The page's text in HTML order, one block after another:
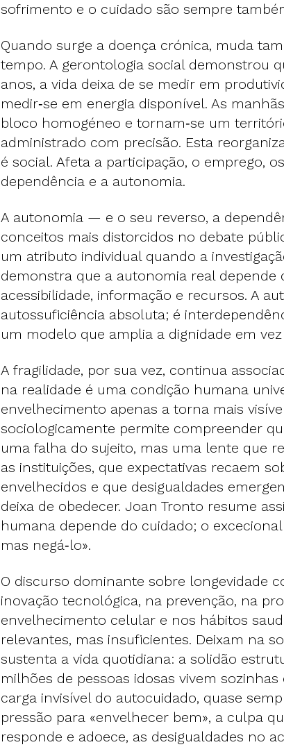
sofrimento e o cuidado são sempre
Quando surge a doença crónica, muda
tempo. A gerontologia social demonstrou
anos, a vida deixa de se medir em
medir‑se em energia disponível. As
bloco homogéneo e tornam‑se um
administrado com precisão. Esta
é social. Afeta a participação, o emprego,
dependência e a autonomia.
A autonomia — e o seu reverso, a
conceitos mais distorcidos no debate
um atributo individual quando a
demonstra que a autonomia real depende
acessibilidade, informação e recursos. A
autossuficiência absoluta; é
um modelo que amplia a dignidade em vez
A fragilidade, por sua vez, continua
na realidade é uma condição humana
envelhecimento apenas a torna mais
sociologicamente permite compreender
uma falha do sujeito, mas uma lente que
as instituições, que expectativas recaem
envelhecidos e que desigualdades
deixa de obedecer. Joan Tronto resume
humana depende do cuidado; o
mas negá‑lo».
O discurso dominante sobre longevidade
inovação tecnológica, na prevenção, na
envelhecimento celular e nos hábitos
relevantes, mas insuficientes. Deixam na
sustenta a vida quotidiana: a solidão
milhões de pessoas idosas vivem
carga invisível do autocuidado, quase
pressão para «envelhecer bem», a culpa
responde e adoece, as desigualdades no